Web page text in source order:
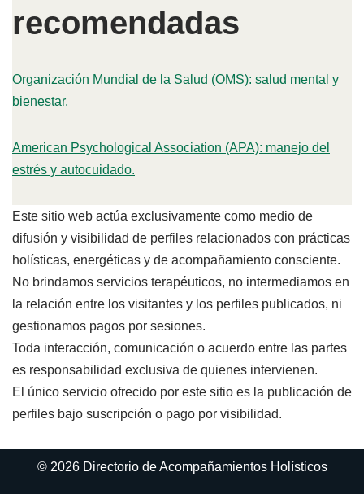
recomendadas
Organización Mundial de la Salud (OMS): salud mental y
bienestar.
American Psychological Association (APA): manejo del
estrés y autocuidado.
Este sitio web actúa exclusivamente como medio de
difusión y visibilidad de perfiles relacionados con prácticas
holísticas, energéticas y de acompañamiento consciente.
No brindamos servicios terapéuticos, no intermediamos en
la relación entre los visitantes y los perfiles publicados, ni
gestionamos pagos por sesiones.
Toda interacción, comunicación o acuerdo entre las partes
es responsabilidad exclusiva de quienes intervienen.
El único servicio ofrecido por este sitio es la publicación de
perfiles bajo suscripción o pago por visibilidad.
© 2026 Directorio de Acompañamientos Holísticos